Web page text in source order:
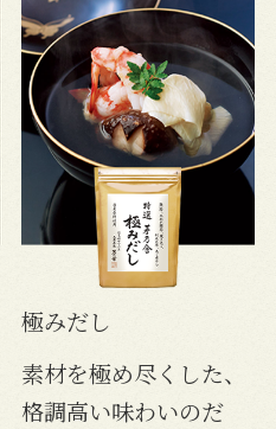
極みだし
素材を極め尽くした、
格調高い味わいのだ